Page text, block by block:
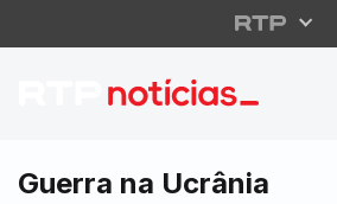
UE exige
Guerra na Ucrânia